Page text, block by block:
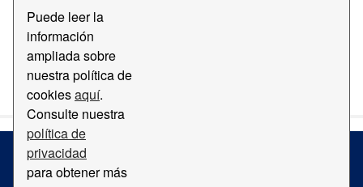
Puede leer la
información
ampliada sobre
nuestra política de
cookiesaquí.
Consulte nuestra
política de
privacidad
para obtener más
API(verAPI Docs ).